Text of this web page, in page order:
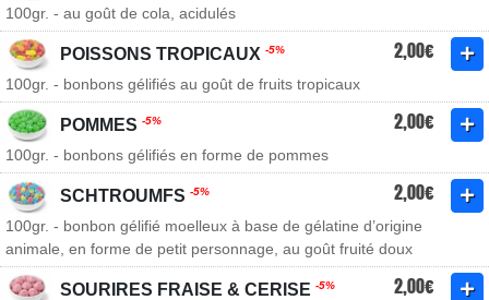
100gr. - au goût de cola, acidulés
POISSONS TROPICAUX -5% 2,00€
100gr. - bonbons gélifiés au goût de fruits tropicaux
POMMES -5% 2,00€
100gr. - bonbons gélifiés en forme de pommes
SCHTROUMFS -5% 2,00€
100gr. - bonbon gélifié moelleux à base de gélatine d’origine
animale, en forme de petit personnage, au goût fruité doux
SOURIRES FRAISE & CERISE -5% 2,00€